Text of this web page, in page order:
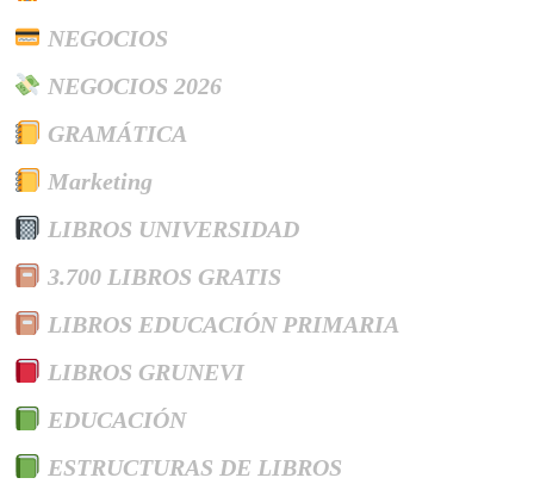
NEGOCIOS
NEGOCIOS 2026
GRAMÁTICA
Marketing
LIBROS UNIVERSIDAD
3.700 LIBROS GRATIS
LIBROS EDUCACIÓN PRIMARIA
LIBROS GRUNEVI
EDUCACIÓN
ESTRUCTURAS DE LIBROS